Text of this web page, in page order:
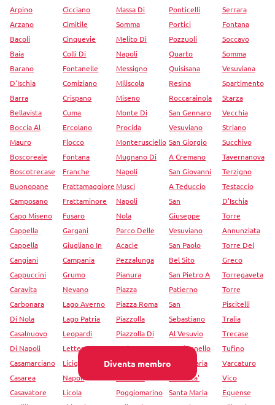
Diventa membro
Arpino
Arzano
Bacoli
Baia
Barano
D'Ischia
Barra
Bellavista
Boccia Al
Mauro
Boscoreale
Boscotrecase
Buonopane
Camposano
Capo Miseno
Cappella
Cappella
Cangiani
Cappuccini
Caravita
Carbonara
Di Nola
Casalnuovo
Di Napoli
Casamarciano
Casarea
Casavatore
Cicciano
Cimitile
Cinquevie
Colli Di
Fontanelle
Comiziano
Crispano
Cuma
Ercolano
Flocco
Fontana
Franche
Frattamaggiore
Frattaminore
Fusaro
Gargani
Giugliano In
Campania
Grumo
Nevano
Lago Averno
Lago Patria
Leopardi
Lettere
Licignano Di
Napoli
Licola
Massa Di
Somma
Melito Di
Napoli
Messigno
Miliscola
Miseno
Monte Di
Procida
Monterusciello
Mugnano Di
Napoli
Musci
Napoli
Nola
Parco Delle
Acacie
Pezzalunga
Pianura
Piazza
Piazza Roma
Piazzolla
Piazzolla Di
Saviano
Pimonte
Poggiomarino
Ponticelli
Portici
Pozzuoli
Quarto
Quisisana
Resina
Roccarainola
San Gennaro
Vesuviano
San Giorgio
A Cremano
San Giovanni
A Teduccio
San
Giuseppe
Vesuviano
San Paolo
Bel Sito
San Pietro A
Patierno
San
Sebastiano
Al Vesuvio
Sant'Agnello
Santa Maria
La Carita'
Santa Maria
Serrara
Fontana
Soccavo
Somma
Vesuviana
Spartimento
Starza
Vecchia
Striano
Succhivo
Tavernanova
Terzigno
Testaccio
D'Ischia
Torre
Annunziata
Torre Del
Greco
Torregaveta
Torre
Piscitelli
Tralia
Trecase
Tufino
Varcaturo
Vico
Equense